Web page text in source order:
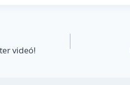
videó!